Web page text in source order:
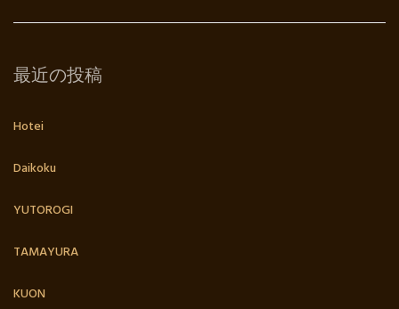
最近の投稿
Hotei
Daikoku
YUTOROGI
TAMAYURA
KUON